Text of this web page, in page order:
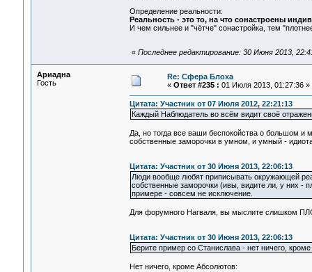
Определение реальности:
Реальность - это то, на что сонастроены
И чем сильнее и "чётче" сонастройка, тем
« Последнее редактирование: 30 Июня 2013,
Ариадна
Гость
Re: Сфера Блоха
« Ответ #235 : 01 Июля 2013, 01:27:36 »
Цитата: Участник от 07 Июля 2012, 22:21:13
Каждый Наблюдатель во всём видит своё
Да, но тогда все ваши беспокойства о большом и
собственные заморочки в умном, и умный -
Цитата: Участник от 30 Июня 2013, 22:06:13
Люди вообще любят приписывать окружающей
собственные заморочки (ивы, видите ли, у них -
примере - совсем не исключение.
Для форумного Нагваля, вы мыслите слишком
Цитата: Участник от 30 Июня 2013, 22:06:13
Берите пример со Станислава - нет ничего, кроме
Нет ничего, кроме Абсолютов: